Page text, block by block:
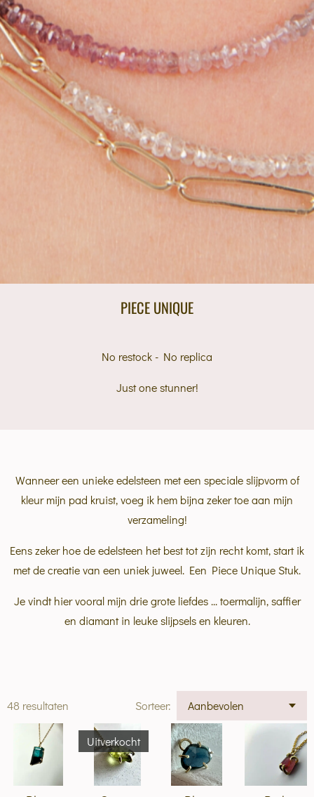
PIECE UNIQUE
No restock - No replica
Just one stunner!
Wanneer een unieke edelsteen met een speciale slijpvorm of
kleur mijn pad kruist, voeg ik hem bijna zeker toe aan mijn
verzameling!
Eens zeker hoe de edelsteen het best tot zijn recht komt, start ik
met de creatie van een uniek juweel. Een Piece Unique Stuk.
Je vindt hier vooral mijn drie grote liefdes ... toermalijn, saffier
en diamant in leuke slijpsels en kleuren.
48 resultaten Sorteer:
Uitverkocht